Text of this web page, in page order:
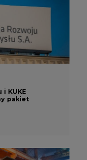
i KUKE
pakiet